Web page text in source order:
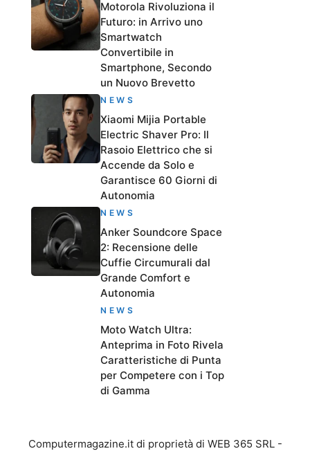
Motorola Rivoluziona il
Futuro: in Arrivo uno
Smartwatch
Convertibile in
Smartphone, Secondo
un Nuovo Brevetto
NEWS
Xiaomi Mijia Portable
Electric Shaver Pro: Il
Rasoio Elettrico che si
Accende da Solo e
Garantisce 60 Giorni di
Autonomia
NEWS
Anker Soundcore Space
2: Recensione delle
Cuffie Circumurali dal
Grande Comfort e
Autonomia
NEWS
Moto Watch Ultra:
Anteprima in Foto Rivela
Caratteristiche di Punta
per Competere con i Top
di Gamma
Computermagazine.it di proprietà di WEB 365 SRL -